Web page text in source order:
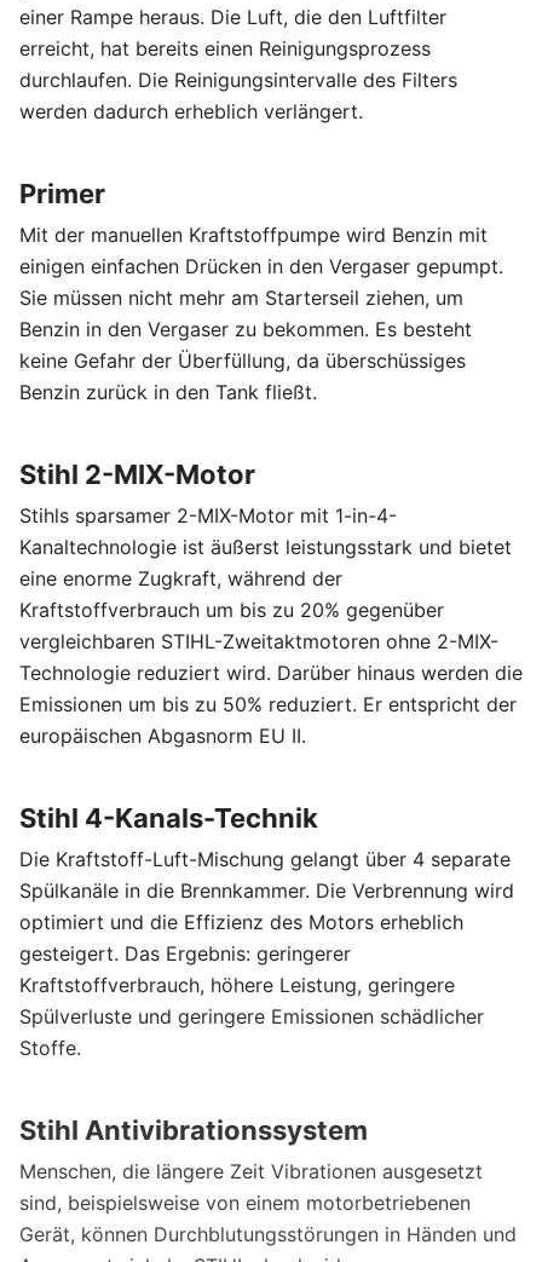
einer Rampe heraus. Die Luft, die den Luftfilter
erreicht, hat bereits einen Reinigungsprozess
durchlaufen. Die Reinigungsintervalle des Filters
werden dadurch erheblich verlängert.
Primer
Mit der manuellen Kraftstoffpumpe wird Benzin mit
einigen einfachen Drücken in den Vergaser gepumpt.
Sie müssen nicht mehr am Starterseil ziehen, um
Benzin in den Vergaser zu bekommen. Es besteht
keine Gefahr der Überfüllung, da überschüssiges
Benzin zurück in den Tank fließt.
Stihl 2-MIX-Motor
Stihls sparsamer 2-MIX-Motor mit 1-in-4-
Kanaltechnologie ist äußerst leistungsstark und bietet
eine enorme Zugkraft, während der
Kraftstoffverbrauch um bis zu 20% gegenüber
vergleichbaren STIHL-Zweitaktmotoren ohne 2-MIX-
Technologie reduziert wird. Darüber hinaus werden die
Emissionen um bis zu 50% reduziert. Er entspricht der
europäischen Abgasnorm EU II.
Stihl 4-Kanals-Technik
Die Kraftstoff-Luft-Mischung gelangt über 4 separate
Spülkanäle in die Brennkammer. Die Verbrennung wird
optimiert und die Effizienz des Motors erheblich
gesteigert. Das Ergebnis: geringerer
Kraftstoffverbrauch, höhere Leistung, geringere
Spülverluste und geringere Emissionen schädlicher
Stoffe.
Stihl Antivibrationssystem
Menschen, die längere Zeit Vibrationen ausgesetzt
sind, beispielsweise von einem motorbetriebenen
Gerät, können Durchblutungsstörungen in Händen und